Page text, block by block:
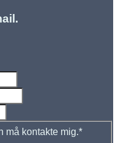
må kontakte mig.*